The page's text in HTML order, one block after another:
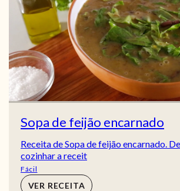
Sopa de feijão encarnado
Receita de Sopa de feijão encarnado.
cozinhar a receit
Fácil
VER RECEITA